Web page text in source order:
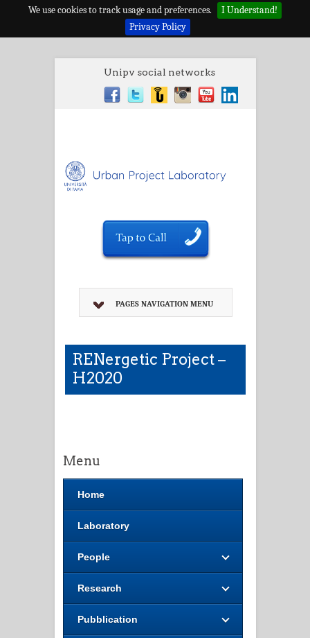
We use cookies to track usage and preferences.
I Understand!
Privacy Policy
Unipv social networks
PAGES NAVIGATION MENU
RENergetic Project –
H2020
Menu
Home
Laboratory
People
Research
Pubblication